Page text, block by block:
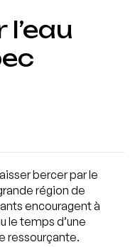
bercer par le
région de
encouragent à
le temps d’une
ressourçante.